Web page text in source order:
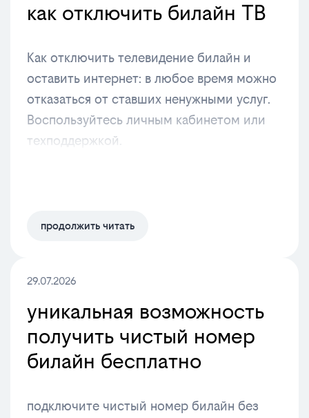
как отключить билайн ТВ
Как отключить телевидение билайн и
оставить интернет: в любое время можно
отказаться от ставших ненужными услуг.
Воспользуйтесь личным кабинетом или
техподдержкой.
продолжить читать
29.07.2026
уникальная возможность
получить чистый номер
билайн бесплатно
подключите чистый номер билайн без